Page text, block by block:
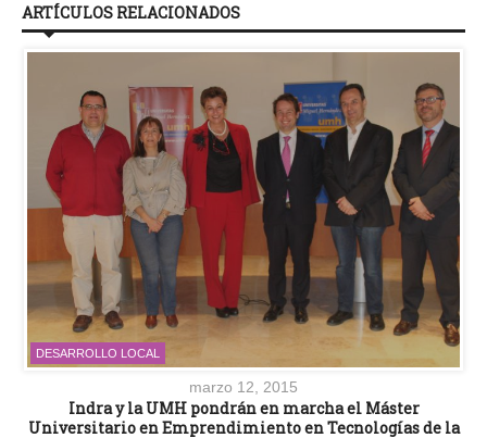
ARTÍCULOS RELACIONADOS
DESARROLLO LOCAL
marzo 12, 2015
Indra y la UMH pondrán en marcha el Máster
Universitario en Emprendimiento en Tecnologías de la